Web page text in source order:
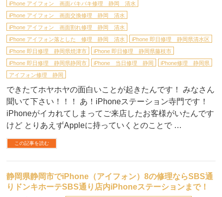
iPhone アイフォン 画面バキバキ修理 静岡 清水
iPhone アイフォン 画面交換修理 静岡 清水
iPhone アイフォン 画面割れ修理 静岡 清水
iPhone アイフォン落とした 修理 静岡 清水
iPhone 即日修理 静岡県清水区
iPhone 即日修理 静岡県焼津市
iPhone 即日修理 静岡県藤枝市
iPhone 即日修理 静岡県静岡市
iPhone 当日修理 静岡
iPhone修理 静岡県
アイフォン修理 静岡
できたてホヤホヤの面白いことが起きたんです！ みなさん
聞いて下さい！！！ あ！iPhoneステーション寺門です！
iPhoneがイカれてしまってご来店したお客様がいたんです
けど とりあえずAppleに持っていくとのことで …
この記事を読む
静岡県静岡市でiPhone（アイフォン）8の修理ならSBS通
りドンキホーテSBS通り店内iPhoneステーションまで！